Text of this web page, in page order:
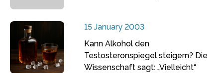
15 January 2003
Kann Alkohol den
Testosteronspiegel steigern? Die
Wissenschaft sagt: „Vielleicht“